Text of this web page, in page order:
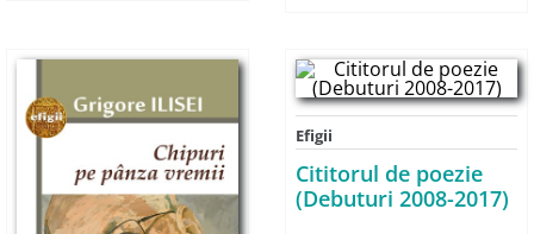
Efigii
Cititorul de poezie
(Debuturi 2008-2017)